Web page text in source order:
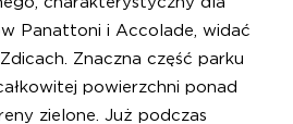
Panattoni i Accolade, widać
Znaczna część parku
powierzchni ponad
zielone. Już podczas